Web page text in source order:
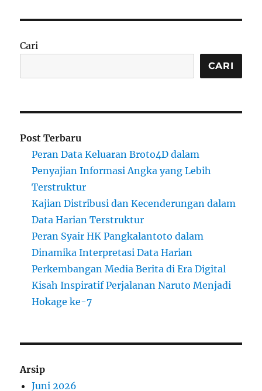
Cari
CARI
Post Terbaru
Peran Data Keluaran Broto4D dalam
Penyajian Informasi Angka yang Lebih
Terstruktur
Kajian Distribusi dan Kecenderungan dalam
Data Harian Terstruktur
Peran Syair HK Pangkalantoto dalam
Dinamika Interpretasi Data Harian
Perkembangan Media Berita di Era Digital
Kisah Inspiratif Perjalanan Naruto Menjadi
Hokage ke-7
Arsip
Juni 2026